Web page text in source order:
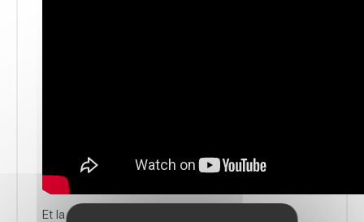
Et la version complète avec le documentaire :